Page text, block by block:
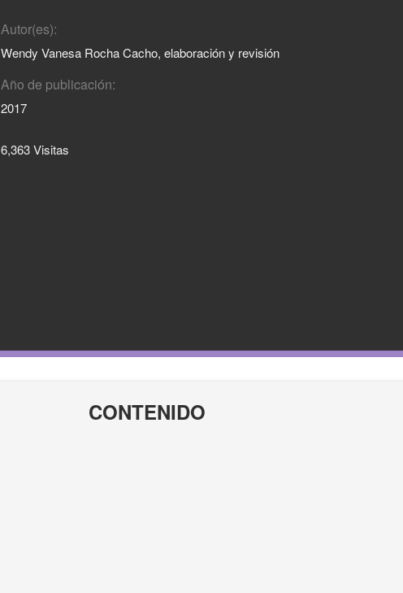
Autor(es):
Wendy Vanesa Rocha Cacho, elaboración y revisión
Año de publicación:
2017
6,363 Visitas
CONTENIDO